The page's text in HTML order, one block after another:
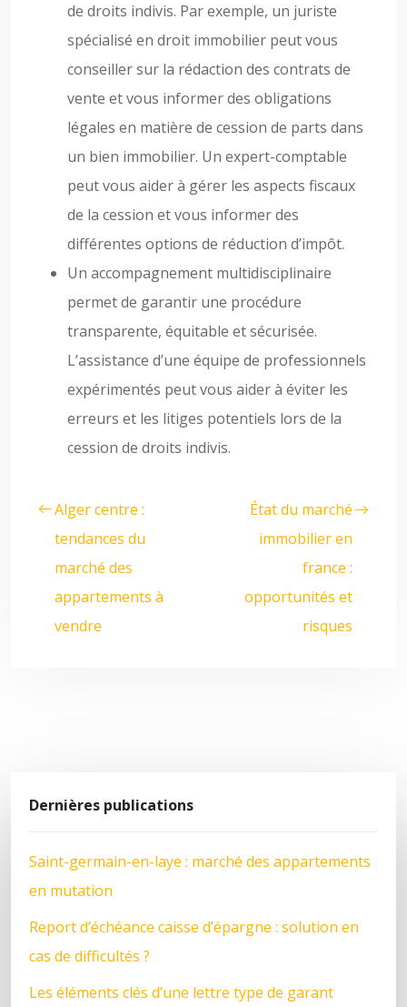
de droits indivis. Par exemple, un juriste
spécialisé en droit immobilier peut vous
conseiller sur la rédaction des contrats de
vente et vous informer des obligations
légales en matière de cession de parts dans
un bien immobilier. Un expert-comptable
peut vous aider à gérer les aspects fiscaux
de la cession et vous informer des
différentes options de réduction d’impôt.
Un accompagnement multidisciplinaire
permet de garantir une procédure
transparente, équitable et sécurisée.
L’assistance d’une équipe de professionnels
expérimentés peut vous aider à éviter les
erreurs et les litiges potentiels lors de la
cession de droits indivis.
Alger centre :
tendances du
marché des
appartements à
vendre
État du marché
immobilier en
france :
opportunités et
risques
Dernières publications
Saint-germain-en-laye : marché des appartements
en mutation
Report d’échéance caisse d’épargne : solution en
cas de difficultés ?
Les éléments clés d’une lettre type de garant